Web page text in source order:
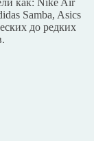
как: Nike Air
Samba, Asics
до редких